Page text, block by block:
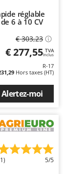
réglable
6 à 10 CV
€ 303,23
€ 277,55 TVA
Inclus
R-17
Hors taxes (HT)
Alertez-moi
5/5